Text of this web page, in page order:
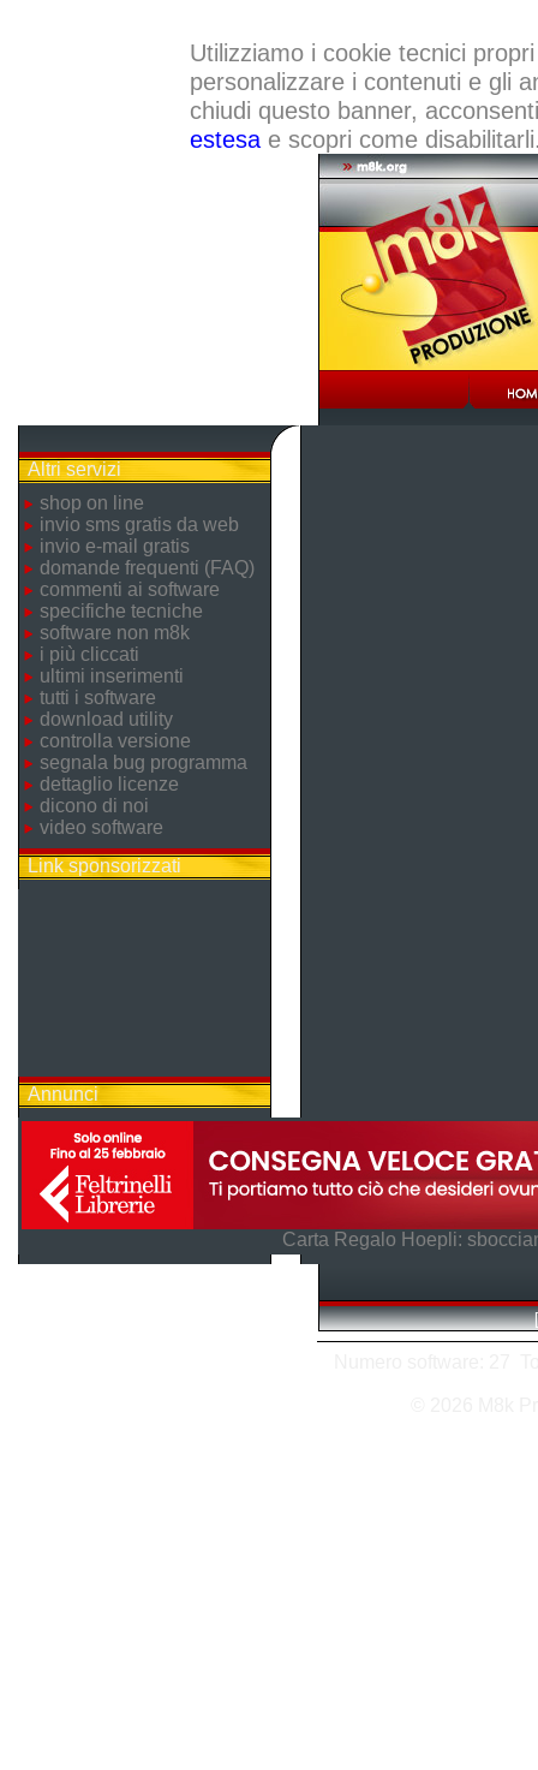
Utilizziamo i cookie tecnici
personalizzare i contenuti e gli
chiudi questo banner,
estesae scopri come
Altri servizi
shop on line
invio sms gratis da web
invio e-mail gratis
domande frequenti (FAQ)
commenti ai software
specifiche tecniche
software non m8k
i più cliccati
ultimi inserimenti
tutti i software
download utility
controlla versione
segnala bug programma
dettaglio licenze
dicono di noi
video software
Link sponsorizzati
Annunci
Carta Regalo Hoepli:
[